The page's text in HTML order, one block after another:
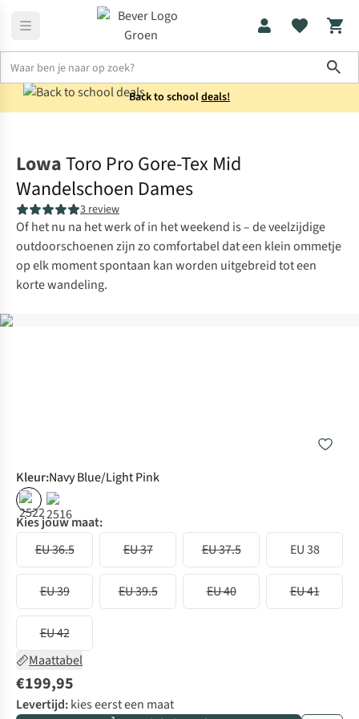
Back to schooldeals!
LowaToro Pro Gore-Tex Mid
Wandelschoen Dames
3 review
Of het nu na het werk of in het weekend is – de veel­zijdige
outdoor­schoenen zijn zo comfortabel dat een klein ommetje
op elk moment spontaan kan worden uitgebreid tot een
korte wandeling.
Kleur:Navy Blue/Light Pink
Kies jouw maat:
EU 36.5
EU 37 EU 37.5 EU 38
EU 39 EU 39.5 EU 40 EU 41
EU 42
Maattabel
€199,95
Levertijd:kies eerst een maat